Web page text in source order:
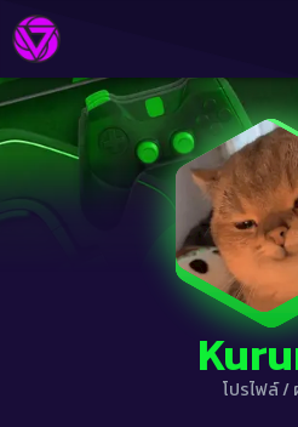
โปรไฟล์/